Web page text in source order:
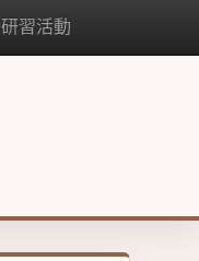
研習活動